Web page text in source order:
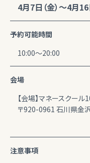
4月7日（金）～4月16
予約可能時間
10:00～20:00
会場
【会場】マネースクール
〒920-0961 石川県金
注意事項